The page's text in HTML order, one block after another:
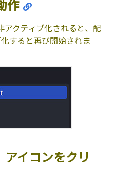
作
クティブ化されると、配
すると再び開始されま
イコンをクリ